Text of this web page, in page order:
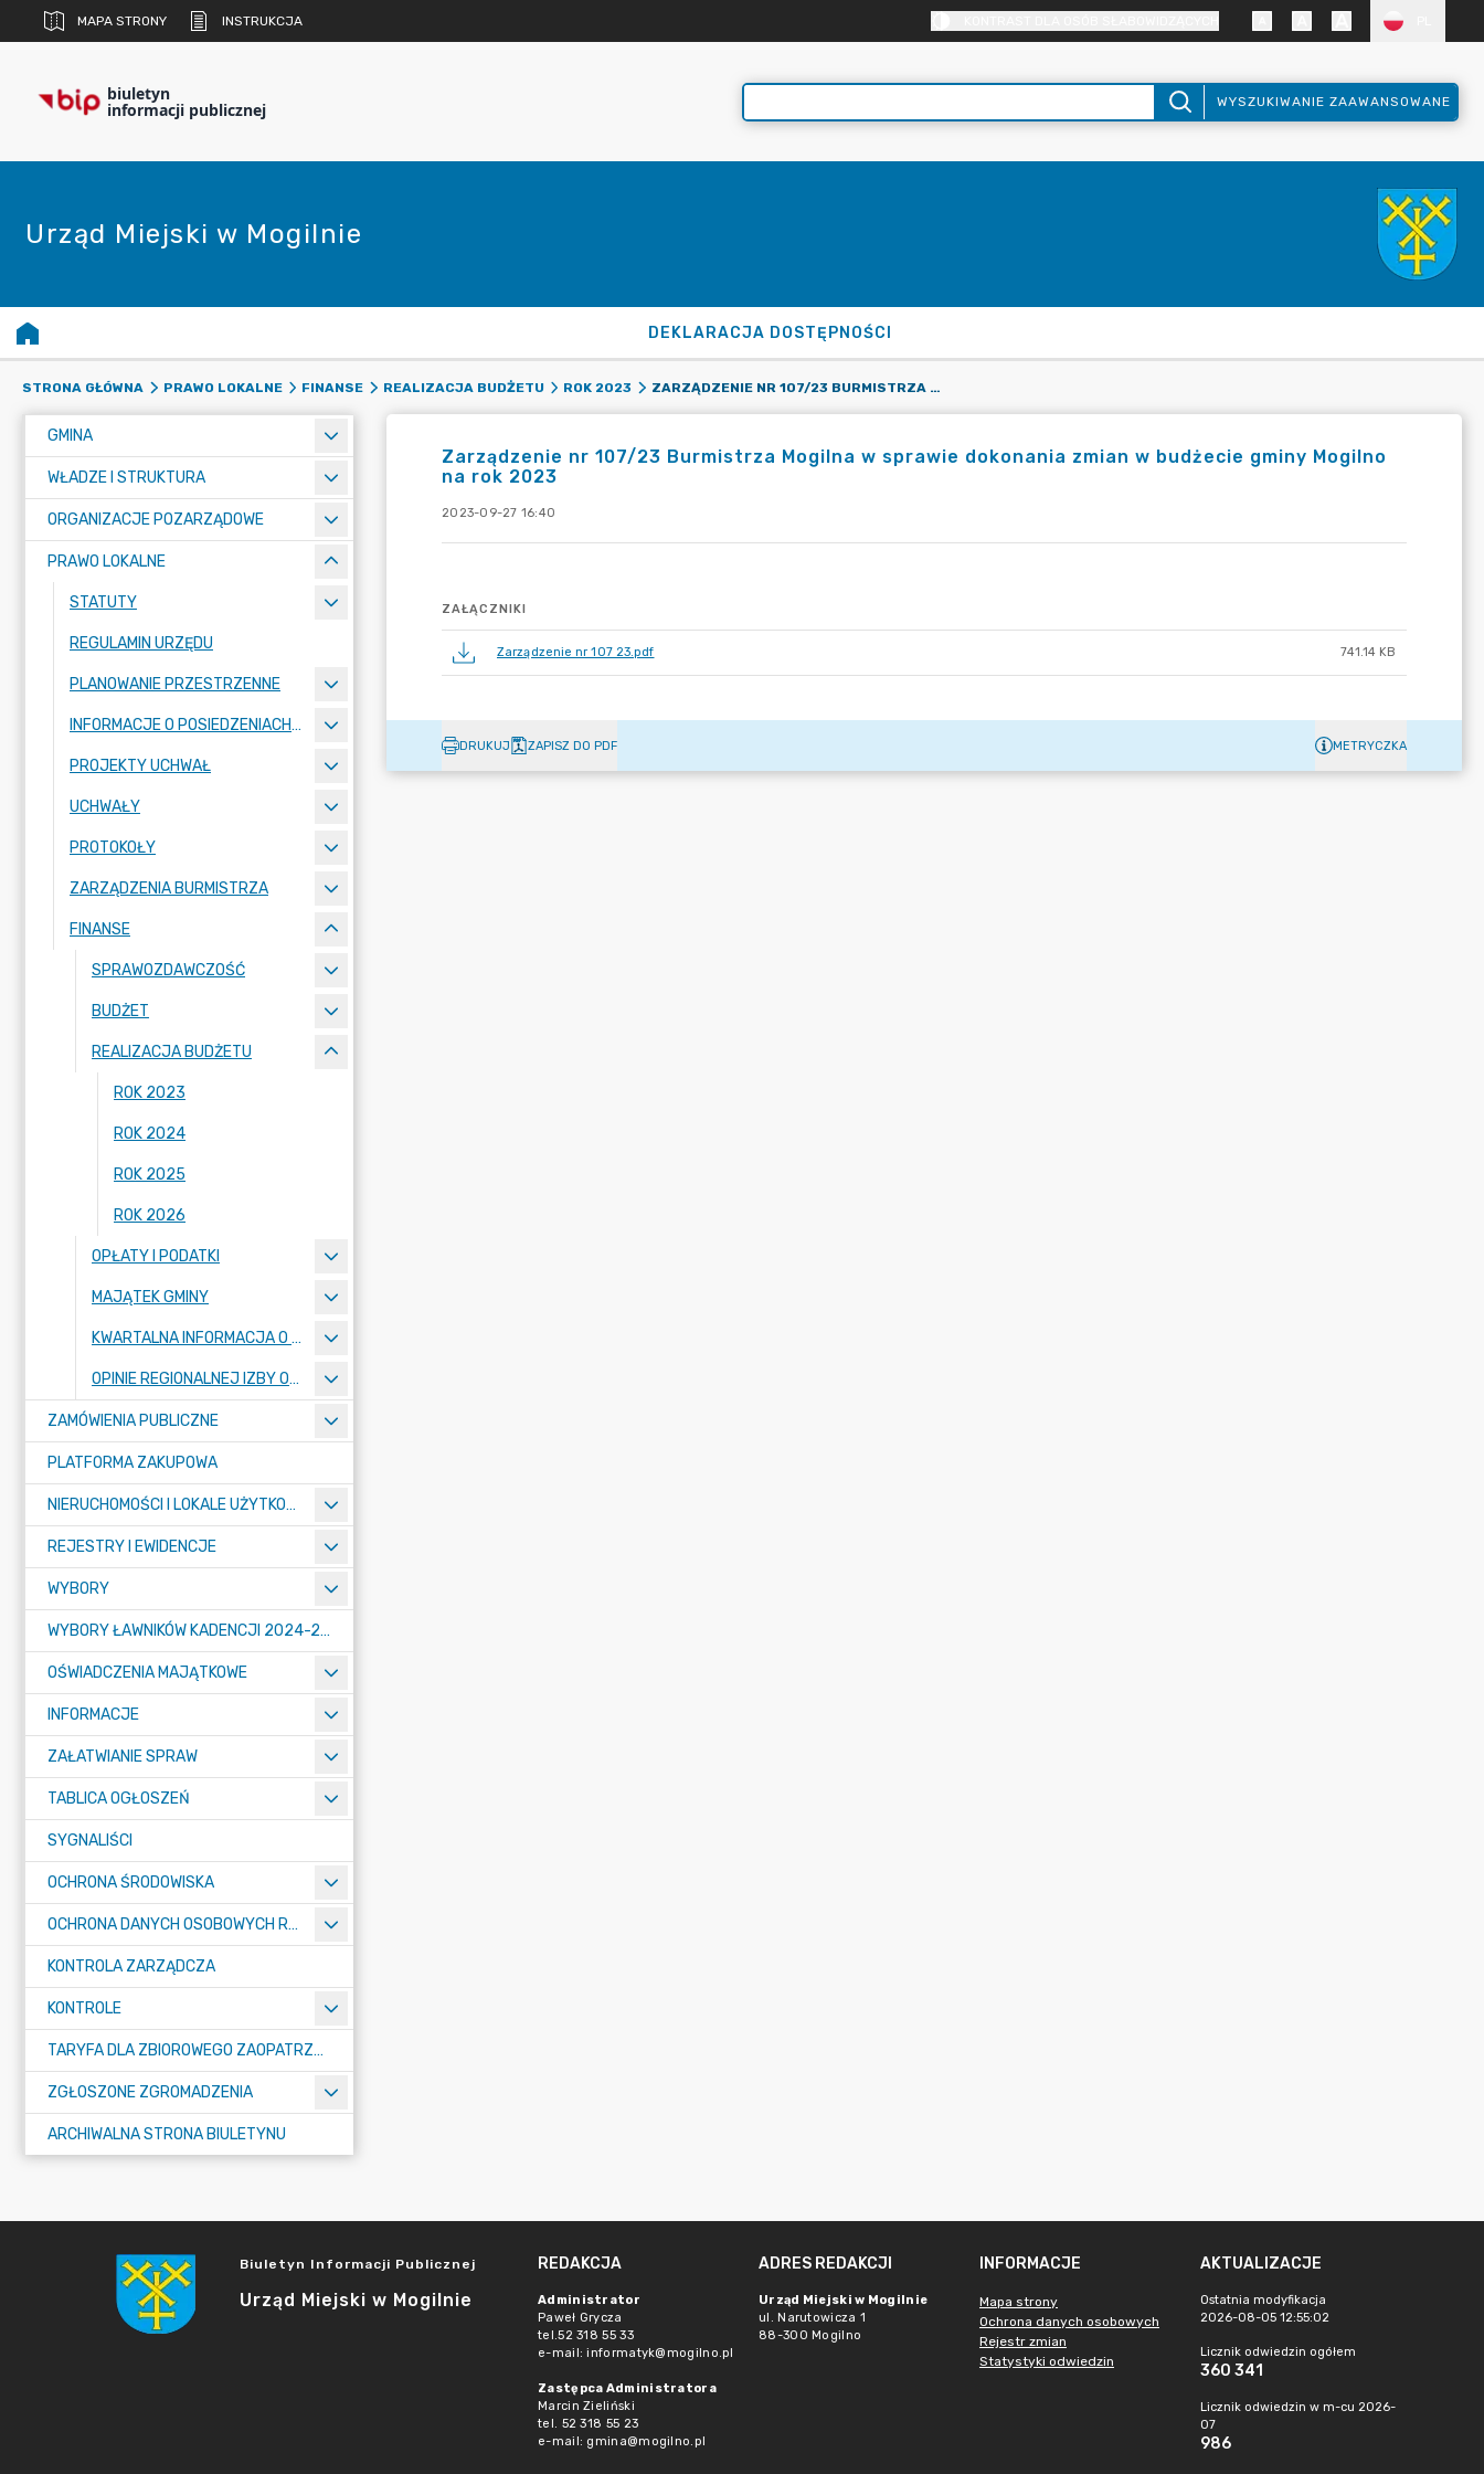
MAPA STRONY INSTRUKCJA
biuletyn
informacji publicznej WYSZUKIWANIE ZAAWANSOWANE
Urząd Miejski w Mogilnie
DEKLARACJA DOSTĘPNOŚCI
STRONA GŁÓWNA PRAWO LOKALNE FINANSE REALIZACJA BUDŻETU ROK 2023 ZARZĄDZENIE NR 107/23 BURMISTRZA MOGILNA W SPRAWIE DOKONANIA ZMIAN W BUDŻECIE GMINY MOGILNO NA ROK 2023
GMINA
WŁADZE I STRUKTURA
ORGANIZACJE POZARZĄDOWE
PRAWO LOKALNE
STATUTY
REGULAMIN URZĘDU
PLANOWANIE PRZESTRZENNE
INFORMACJE O POSIEDZENIACH KOMISJI
PROJEKTY UCHWAŁ
UCHWAŁY
PROTOKOŁY
ZARZĄDZENIA BURMISTRZA
FINANSE
SPRAWOZDAWCZOŚĆ
BUDŻET
REALIZACJA BUDŻETU
ROK 2023
ROK 2024
ROK 2025
ROK 2026
OPŁATY I PODATKI
MAJĄTEK GMINY
KWARTALNA INFORMACJA O WYKONANIU BUDŻETU GMINY MOGILNO
OPINIE REGIONALNEJ IZBY OBRACHUNKOWEJ
ZAMÓWIENIA PUBLICZNE
PLATFORMA ZAKUPOWA
NIERUCHOMOŚCI I LOKALE UŻYTKOWE
REJESTRY I EWIDENCJE
WYBORY
WYBORY ŁAWNIKÓW KADENCJI 2024-2027
OŚWIADCZENIA MAJĄTKOWE
INFORMACJE
ZAŁATWIANIE SPRAW
TABLICA OGŁOSZEŃ
SYGNALIŚCI
OCHRONA ŚRODOWISKA
OCHRONA DANYCH OSOBOWYCH RODO
KONTROLA ZARZĄDCZA
KONTROLE
TARYFA DLA ZBIOROWEGO ZAOPATRZENIA W WODĘ I ZBIOROWEGO ODPROWADZANIA ŚCIEKÓW
ZGŁOSZONE ZGROMADZENIA
ARCHIWALNA STRONA BIULETYNU
Zarządzenie nr 107/23 Burmistrza Mogilna w sprawie dokonania zmian w budżecie gminy Mogilno
na rok 2023
2023-09-27 16:40
ZAŁĄCZNIKI
Zarządzenie nr 107 23.pdf 741.14 KB
DRUKUJ ZAPISZ DO PDF METRYCZKA
Biuletyn Informacji Publicznej
Urząd Miejski w Mogilnie
REDAKCJA
Administrator
Paweł Grycza
tel.52 318 55 33
e-mail: informatyk@mogilno.pl
Zastępca Administratora
Marcin Zieliński
tel. 52 318 55 23
e-mail: gmina@mogilno.pl
ADRES REDAKCJI
Urząd Miejski w Mogilnie
ul. Narutowicza 1
88-300 Mogilno
INFORMACJE
Mapa strony
Ochrona danych osobowych
Rejestr zmian
Statystyki odwiedzin
AKTUALIZACJE
Ostatnia modyfikacja
2026-08-05 12:55:02
Licznik odwiedzin ogółem
360 341
Licznik odwiedzin w m-cu 2026-
07
986